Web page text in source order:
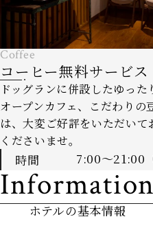
Coffee
コーヒー無料サービス
ドッグランに併設したゆっ
オープンカフェ、こだわりの
は、大変ご好評をいただい
くださいませ。
時間 7:00～21:00
Information
ホテルの基本情報